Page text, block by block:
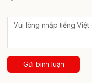
Gửi bình luận